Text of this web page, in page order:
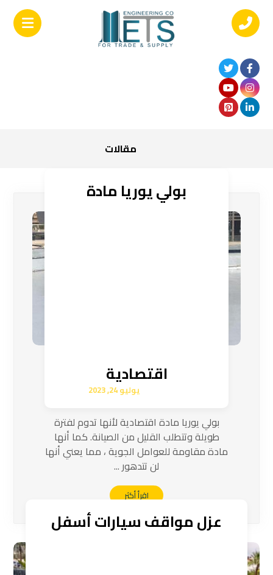
مقالات
بولي يوريا مادة
اقتصادية
يوليو 24, 2023
بولي يوريا مادة اقتصادية لأنها تدوم لفترة
طويلة وتتطلب القليل من الصيانة. كما أنها
مادة مقاومة للعوامل الجوية ، مما يعني أنها
لن تتدهور ...
اقرأ أكثر
عزل مواقف سيارات أسفل